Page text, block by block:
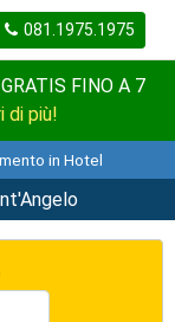
081.1975.1975
FINO A 7
di più!
in Hotel